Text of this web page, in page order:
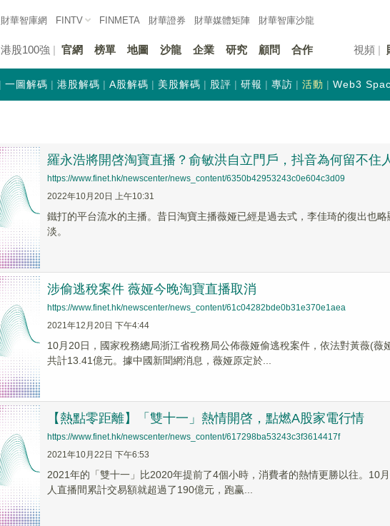
財華智庫網 FINTV FINMETA 財華證券 財華媒體矩陣 財華智庫沙龍
港股100強 官網 榜單 地圖 沙龍 企業 研究 顧問 合作 視頻
一圖解碼 港股解碼 A股解碼 美股解碼 股評 研報 專訪 活動 Web3
羅永浩將開啓淘寶直播？俞敏洪自立門戶，抖音為何留不住
https://www.finet.hk/newscenter/news_content/6350b42953243c0e604c3d09
2022年10月20日 上午10:31
鐵打的平台流水的主播。昔日淘寶主播薇娅已經是過去式，李佳琦的復出也
淡。
涉偷逃稅案件 薇娅今晚淘寶直播取消
https://www.finet.hk/newscenter/news_content/61c04282bde0b31e370e1aea
2021年12月20日 下午4:44
10月20日，國家稅務總局浙江省稅務局公佈薇娅偷逃稅案件，依法對黃薇(
共計13.41億元。據中國新聞網消息，薇娅原定於...
【熱點零距離】「雙十一」熱情開啓，點燃A股家電行情
https://www.finet.hk/newscenter/news_content/617298ba53243c3f3614417f
2021年10月22日 下午6:53
2021年的「雙十一」比2020年提前了4個小時，消費者的熱情更勝以往。10
人直播間累計交易額就超過了190億元，跑赢...